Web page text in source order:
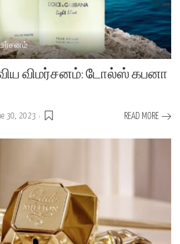
விமர்சனம்: டோல்ஸ் கபனா
30, 2023 READ MORE